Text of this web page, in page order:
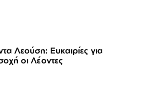
Λεούση: Ευκαιρίες για
οι Λέοντες